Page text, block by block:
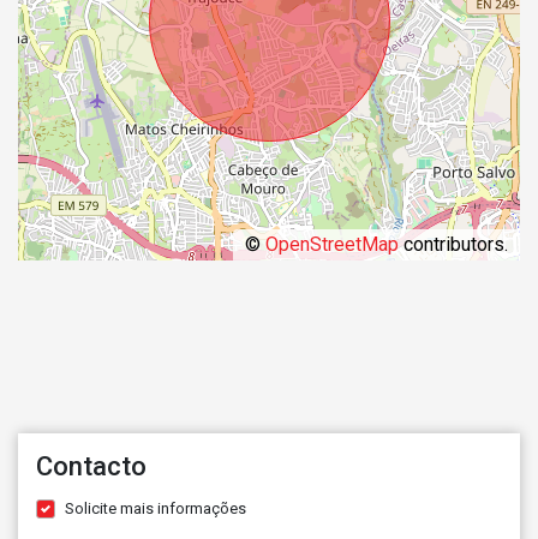
©OpenStreetMapcontributors.
Contacto
Solicite mais informações